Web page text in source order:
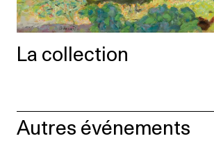
La collection
Autres événements